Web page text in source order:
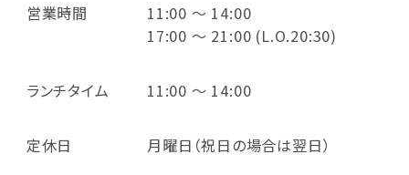
営業時間
11:00 ～ 14:00
17:00 ～ 21:00 (L.O.20:30)
ランチタイム 11:00 ～ 14:00
定休日 月曜日（祝日の場合は翌日）